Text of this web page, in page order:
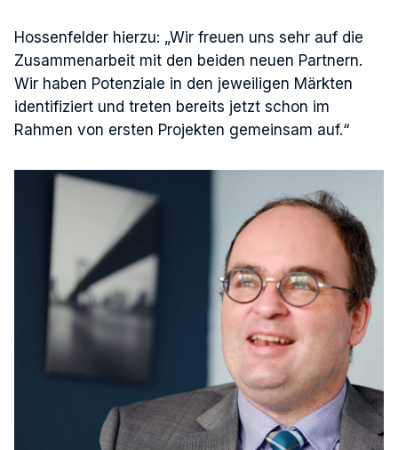
Hossenfelder hierzu: „Wir freuen uns sehr auf die
Zusammenarbeit mit den beiden neuen Partnern.
Wir haben Potenziale in den jeweiligen Märkten
identifiziert und treten bereits jetzt schon im
Rahmen von ersten Projekten gemeinsam auf.“